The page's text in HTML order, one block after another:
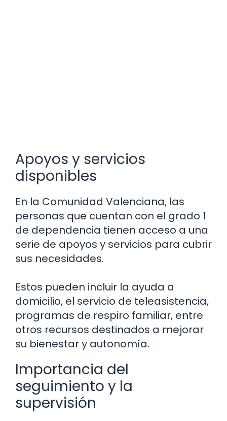
Apoyos y servicios
disponibles
En la Comunidad Valenciana, las
personas que cuentan con el grado 1
de dependencia tienen acceso a una
serie de apoyos y servicios para cubrir
sus necesidades.
Estos pueden incluir la ayuda a
domicilio, el servicio de teleasistencia,
programas de respiro familiar, entre
otros recursos destinados a mejorar
su bienestar y autonomía.
Importancia del
seguimiento y la
supervisión